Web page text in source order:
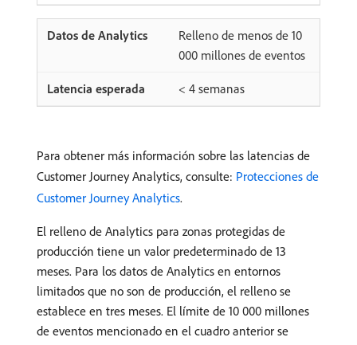
Relleno de menos de 10
000 millones de eventos
< 4 semanas
Para obtener más información sobre las latencias de
Customer Journey Analytics, consulte: Protecciones de
Customer Journey Analytics.
El relleno de Analytics para zonas protegidas de
producción tiene un valor predeterminado de 13
meses. Para los datos de Analytics en entornos
limitados que no son de producción, el relleno se
establece en tres meses. El límite de 10 000 millones
de eventos mencionado en el cuadro anterior se